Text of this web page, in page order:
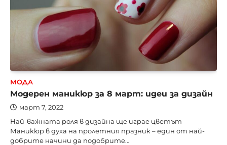
МОДА
Модерен маникюр за 8 март: идеи за дизайн
март 7, 2022
Най-важната роля в дизайна ще играе цветът
Маникюр в духа на пролетния празник – един от най-
добрите начини да подобрите…